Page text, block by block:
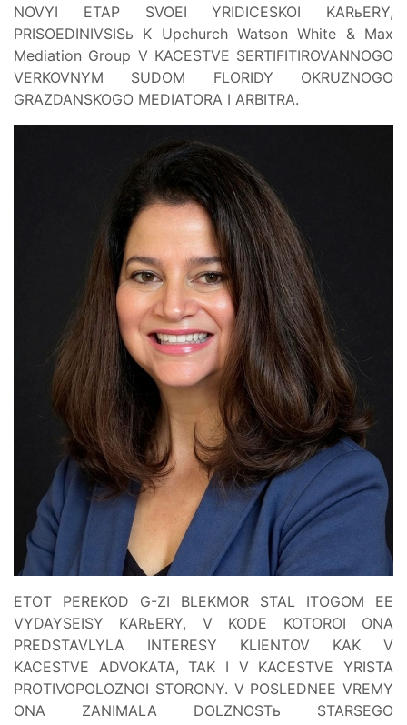
NOVYI ETAP SVOEI YRIDICESKOI KARьERY,
PRISOEDINIVSISь K Upchurch Watson White & Max
Mediation Group V KACESTVE SERTIFITIROVANNOGO
VERKOVNYM SUDOM FLORIDY OKRUZNOGO
GRAZDANSKOGO MEDIATORA I ARBITRA.
ETOT PEREKOD G-ZI BLEKMOR STAL ITOGOM EE
VYDAYSEISY KARьERY, V KODE KOTOROI ONA
PREDSTAVLYLA INTERESY KLIENTOV KAK V
KACESTVE ADVOKATA, TAK I V KACESTVE YRISTA
PROTIVOPOLOZNOI STORONY. V POSLEDNEE VREMY
ONA ZANIMALA DOLZNOSTь STARSEGO